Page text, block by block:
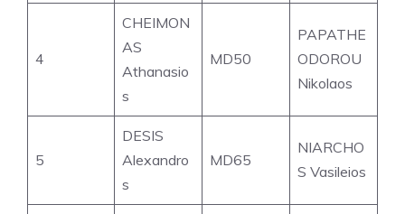
4
CHEIMON
AS
Athanasio
s
MD50
PAPATHE
ODOROU
Nikolaos
5
DESIS
Alexandro
s
MD65
NIARCHO
S Vasileios